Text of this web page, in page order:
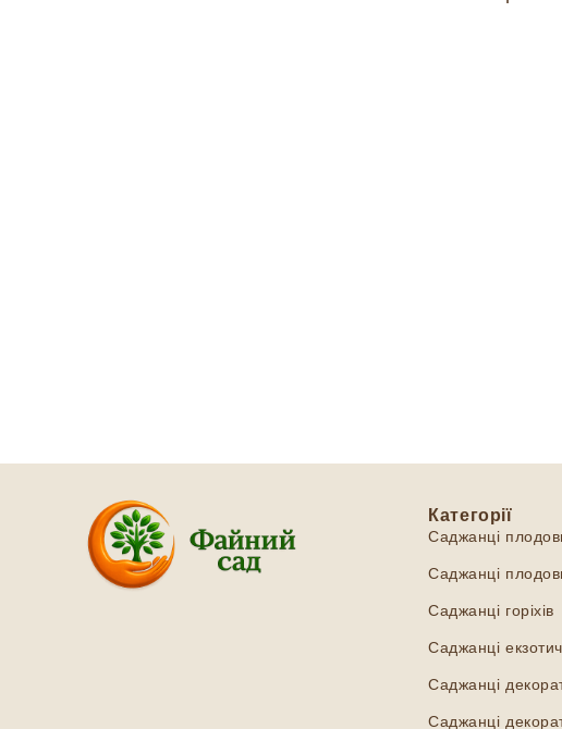
Категорії
Саджанці
Саджанці
Саджанці горіхів
Саджанці
Саджанці
Саджанці